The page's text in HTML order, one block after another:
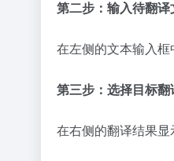
第二步：输入待翻译
在左侧的文本输入
第三步：选择目标翻
在右侧的翻译结果显